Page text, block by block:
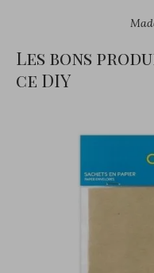
Les bons
ce DIY